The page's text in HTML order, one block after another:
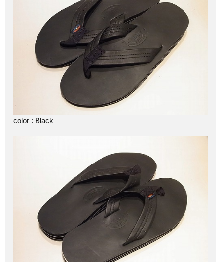
color : Black